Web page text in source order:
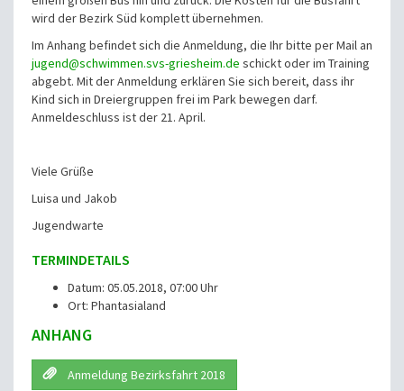
wird der Bezirk Süd komplett übernehmen.
Im Anhang befindet sich die Anmeldung, die Ihr bitte per Mail an
jugend@schwimmen.svs-griesheim.de schickt oder im Training
abgebt. Mit der Anmeldung erklären Sie sich bereit, dass ihr
Kind sich in Dreiergruppen frei im Park bewegen darf.
Anmeldeschluss ist der 21. April.
Viele Grüße
Luisa und Jakob
Jugendwarte
TERMINDETAILS
Datum: 05.05.2018, 07:00 Uhr
Ort: Phantasialand
ANHANG
Anmeldung Bezirksfahrt 2018